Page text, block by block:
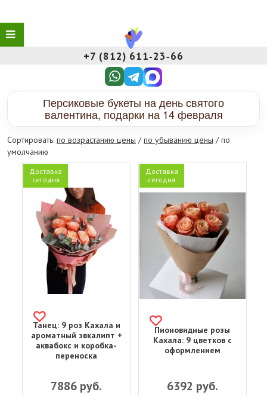
+7 (812) 611‑23‑66
Персиковые букеты на день святого
валентина, подарки на 14 февраля
Сортировать: по возрастанию цены /по убыванию цены / по
умолчанию
Доставка
сегодня
Танец: 9 роз Кахала и
ароматный эвкалипт +
аквабокс и коробка-
переноска
7886 руб.
Доставка
сегодня
Пионовидные розы
Кахала: 9 цветков с
оформлением
6392 руб.